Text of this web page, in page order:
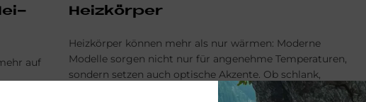
auf
Komfort
Heiz­kör­per
Heizkörper können mehr als nur wärmen: Moderne
Modelle sorgen nicht nur für angenehme Temperaturen,
sondern setzen auch optische Akzente. Ob schlank,
elegant oder auffällig – wir finden die passende Lösung